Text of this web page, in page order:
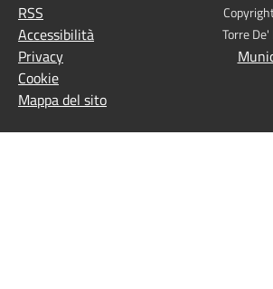
RSS
Accessibilità
Privacy
Cookie
Mappa del sito
Torre